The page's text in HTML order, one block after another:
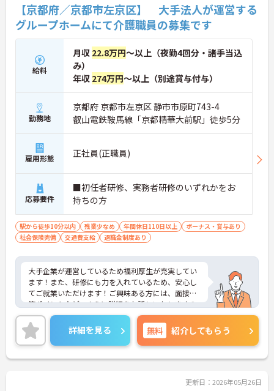
【京都府／京都市左京区】 大手法人が運営する
グループホームにて介護職員の募集です
給料
月収 22.8万円～以上（夜勤4回分・諸手当込
み）
年収 274万円～以上（別途賞与付与）
勤務地
京都府 京都市左京区 静市市原町743-4
叡山電鉄鞍馬線「京都精華大前駅」徒歩5分
雇用形態 正社員(正職員)
応募要件
■初任者研修、実務者研修のいずれかをお
持ちの方
駅から徒歩10分以内 残業少なめ 年間休日110日以上
ボーナス・賞与あり
社会保険完備
交通費支給 退職金制度あり
大手企業が運営しているため福利厚生が充実してい
ます！また、研修にも力を入れているため、安心し
てご就業いただけます！ご興味ある方には、面接対
策ポイントなど、さらに詳細をお話しいたしますの
でお気軽にご相談ください！
詳細を見る 無料 紹介してもらう
更新日：2026年05月26日